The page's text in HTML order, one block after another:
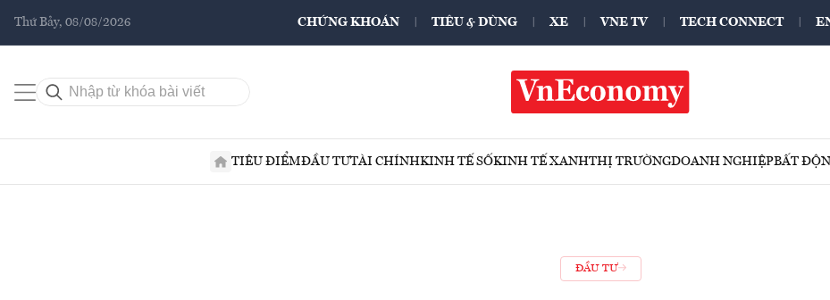
Thứ Bảy, 08/08/2026 CHỨNG KHOÁN TIÊU & DÙNG XE VNE TV TECH CONNECT
TIÊU ĐIỂMĐẦU TƯTÀI CHÍNHKINH TẾ SỐKINH TẾ XANHTHỊ TRƯỜNGDOANH NGHIỆPBẤT
ĐẦU TƯ